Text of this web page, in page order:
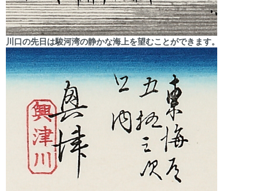
川口の先日は駿河湾の静かな海上を望むことができます。